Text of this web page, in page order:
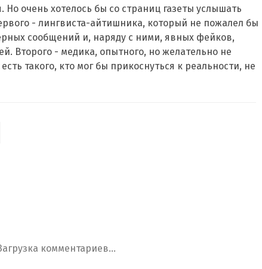
очень хотелось бы со страниц газеты услышать
- лингвиста-айтишника, который не пожалел бы
сообщений и, наряду с ними, явных фейков,
Второго - медика, опытного, но желательно не
такого, кто мог бы прикоснуться к реальности, не
комментариев...